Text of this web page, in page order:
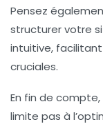
Pensez
structurer votre
intuitive, facilitant
cruciales.
En fin de compte,
limite pas à